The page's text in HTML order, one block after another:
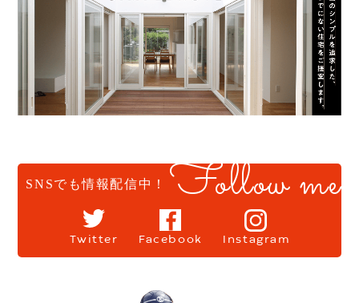
SNSでも情報配信中！ Follow me
Twitter Facebook Instagram